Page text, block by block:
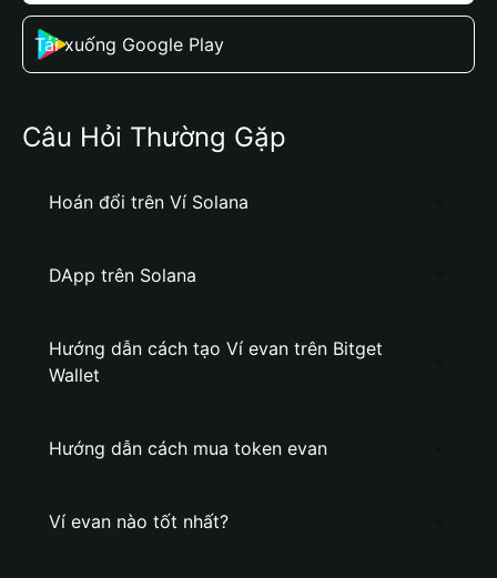
Tải xuống Google Play
Câu Hỏi Thường Gặp
Hoán đổi trên Ví Solana
DApp trên Solana
Hướng dẫn cách tạo Ví evan trên Bitget
Wallet
Hướng dẫn cách mua token evan
Ví evan nào tốt nhất?